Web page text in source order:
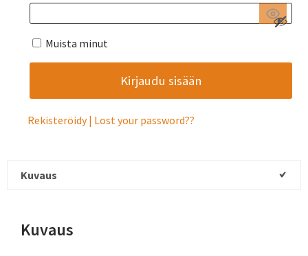
Muista minut
Rekisteröidy Lost your password?
Kuvaus
Kuvaus